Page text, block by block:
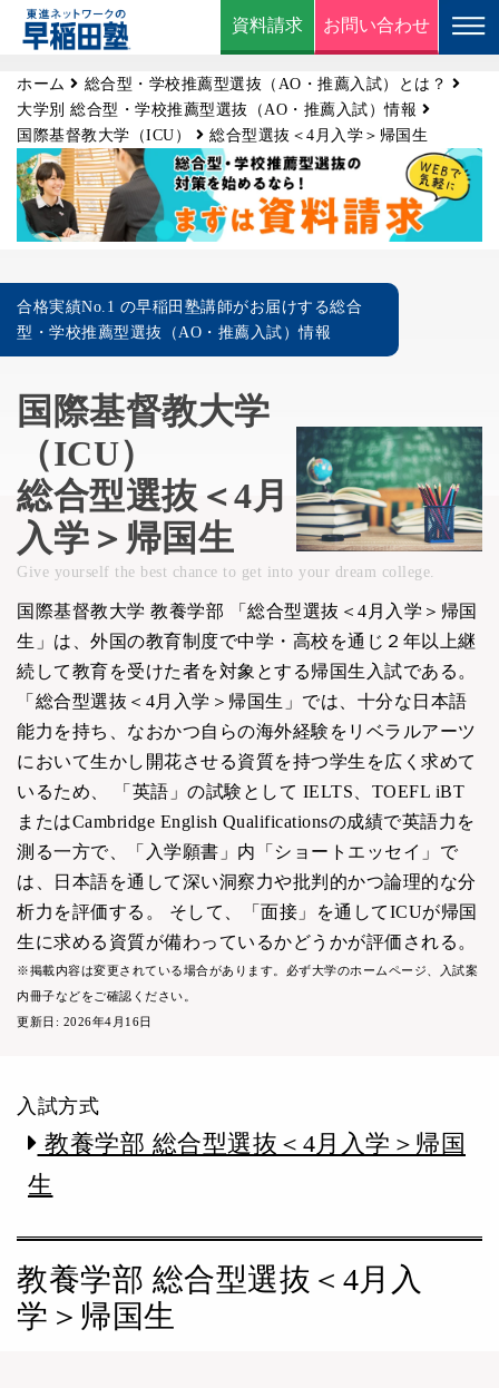
資料請求 お問い合わせ
ホーム
総合型・学校推薦型選抜（AO・推薦入試）とは？
大学別 総合型・学校推薦型選抜（AO・推薦入試）情報
国際基督教大学（ICU）
総合型選抜＜4月入学＞帰国生
合格実績No.1 の早稲田塾講師がお届けする総合
型・学校推薦型選抜（AO・推薦入試）情報
国際基督教大学
（ICU）
総合型選抜＜4月
入学＞帰国生
Give yourself the best chance to get into your dream college.
国際基督教大学 教養学部 「総合型選抜＜4月入学＞帰国
生」は、外国の教育制度で中学・高校を通じ２年以上継
続して教育を受けた者を対象とする帰国生入試である。
「総合型選抜＜4月入学＞帰国生」では、十分な日本語
能力を持ち、なおかつ自らの海外経験をリベラルアーツ
において生かし開花させる資質を持つ学生を広く求めて
いるため、 「英語」の試験として IELTS、TOEFL iBT
またはCambridge English Qualificationsの成績で英語力を
測る一方で、「入学願書」内「ショートエッセイ」で
は、日本語を通して深い洞察力や批判的かつ論理的な分
析力を評価する。 そして、「面接」を通してICUが帰国
生に求める資質が備わっているかどうかが評価される。
※掲載内容は変更されている場合があります。必ず大学のホームページ、入試案
内冊子などをご確認ください。
更新日: 2026年4月16日
入試方式
教養学部 総合型選抜＜4月入学＞帰国
生
教養学部 総合型選抜＜4月入
学＞帰国生